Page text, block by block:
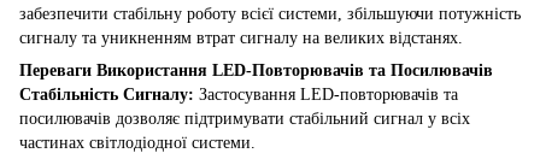
забезпечити стабільну роботу всієї системи, збільшуючи потужність
сигналу та уникненням втрат сигналу на великих відстанях.
Переваги Використання LED-Повторювачів та Посилювачів
Стабільність Сигналу: Застосування LED-повторювачів та
посилювачів дозволяє підтримувати стабільний сигнал у всіх
частинах світлодіодної системи.